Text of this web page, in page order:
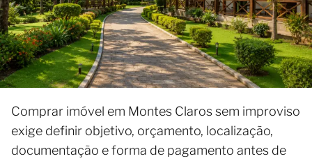
Comprar imóvel em Montes Claros sem improviso
exige definir objetivo, orçamento, localização,
documentação e forma de pagamento antes de